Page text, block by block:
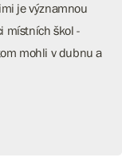
je významnou
místních škol -
mohli v dubnu a